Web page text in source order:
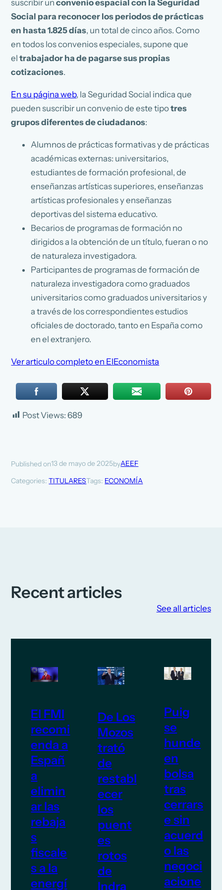
suscribir unconvenio espacial con la Seguridad
Social para reconocer los periodos de prácticas
en hasta 1.825 días, un total de cinco años. Como
en todos los convenios especiales, supone que
eltrabajador ha de pagarse sus propias
cotizaciones.
En su página web, la Seguridad Social indica que
pueden suscribir un convenio de este tipotres
grupos diferentes de ciudadanos:
Alumnos de prácticas formativas y de prácticas
académicas externas: universitarios,
estudiantes de formación profesional, de
enseñanzas artísticas superiores, enseñanzas
artísticas profesionales y enseñanzas
deportivas del sistema educativo.
Becarios de programas de formación no
dirigidos a la obtención de un título, fueran o no
de naturaleza investigadora.
Participantes de programas de formación de
naturaleza investigadora como graduados
universitarios como graduados universitarios y
a través de los correspondientes estudios
oficiales de doctorado, tanto en España como
en el extranjero.
Ver articulo completo en ElEconomista
Post Views: 689
Published on13 de mayo de 2025byAEEF
Categories:TITULARESTags: ECONOMÍA
Recent articles
See all articles
El FMI
recomi
enda a
Españ
a
elimin
ar las
rebaja
s
fiscale
s a la
energí
De Los
Mozos
trató
de
restabl
ecer
los
puent
es
rotos
de
Indra
Puig
se
hunde
en
bolsa
tras
cerrars
e sin
acuerd
o las
negoci
acione